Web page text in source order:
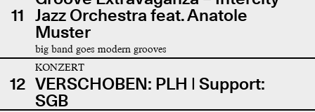
11 Jazz Orchestra feat. Anatole
Muster
big band goes modern grooves
12
KONZERT
VERSCHOBEN: PLH | Support:
SGB